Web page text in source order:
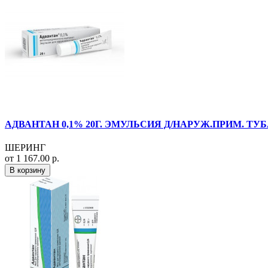
АДВАНТАН 0,1% 20Г. ЭМУЛЬСИЯ Д/НАРУЖ.ПРИМ.
ШЕРИНГ
от 1 167.00 р.
В корзину